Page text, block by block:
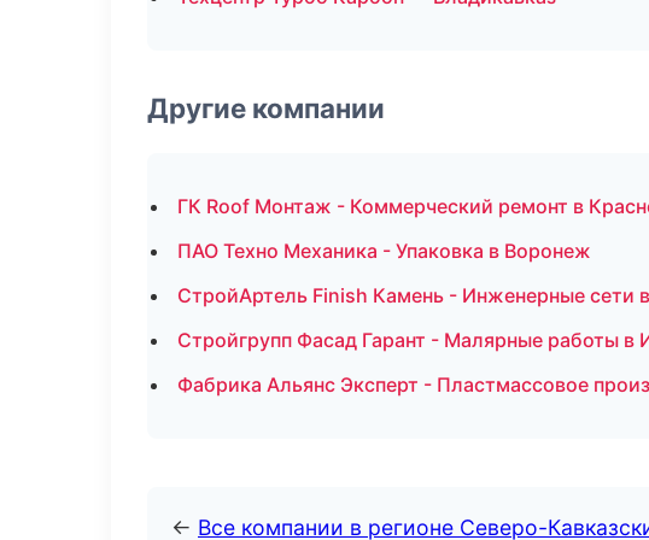
Другие компании
ГК Roof Монтаж - Коммерческий ремонт в
ПАО Техно Механика - Упаковка в Воронеж
СтройАртель Finish Камень - Инженерные сети
Стройгрупп Фасад Гарант - Малярные работы в
Фабрика Альянс Эксперт - Пластмассовое
← Все компании в регионе Северо-